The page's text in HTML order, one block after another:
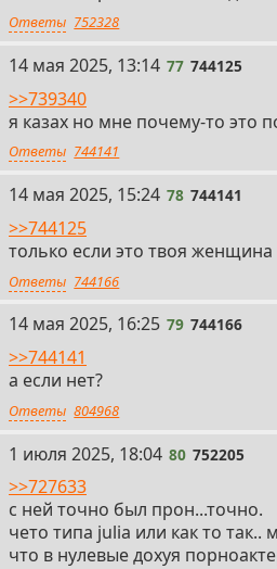
Ответы 752328
77
14 мая 2025, 13:14 77 744125
>>739340
я казах но мне почему-то это
Ответы 744141
78
14 мая 2025, 15:24 78 744141
>>744125
только если это твоя женщина
Ответы 744166
79
14 мая 2025, 16:25 79 744166
>>744141
а если нет?
Ответы 804968
80
1 июля 2025, 18:04 80 752205
>>727633
с ней точно был прон...точно.
чето типа julia или как то так..
что в нулевые дохуя